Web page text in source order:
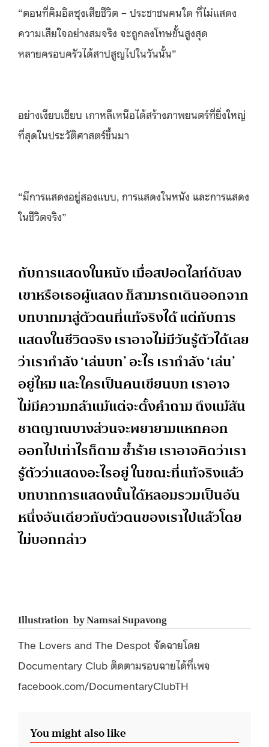
“ตอนที่คิมอิลซุงเสียชีวิต – ประชาชนคนใด ที่ไม่แสดง
ความเสียใจอย่างสมจริง จะถูกลงโทษขั้นสูงสุด
หลายครอบครัวได้สาปสูญไปในวันนั้น”
อย่างเงียบเชียบ เกาหลีเหนือได้สร้างภาพยนตร์ที่ยิ่งใหญ่
ที่สุดในประวัติศาสตร์ขึ้นมา
“มีการแสดงอยู่สองแบบ, การแสดงในหนัง และการแสดง
ในชีวิตจริง”
กับการแสดงในหนัง เมื่อสปอตไลท์ดับลง
เขาหรือเธอผู้แสดง ก็สามารถเดินออกจาก
บทบาทมาสู่ตัวตนที่แท้จริงได้ แต่กับการ
แสดงในชีวิตจริง เราอาจไม่มีวันรู้ตัวได้เลย
ว่าเรากำลัง ‘เล่นบท’ อะไร เรากำลัง ‘เล่น’
อยู่ไหม และใครเป็นคนเขียนบท เราอาจ
ไม่มีความกล้าแม้แต่จะตั้งคำถาม ถึงแม้สัน
ชาตญาณบางส่วนจะพยายามแหกคอก
ออกไปเท่าไรก็ตาม ซ้ำร้าย เราอาจคิดว่าเรา
รู้ตัวว่าแสดงอะไรอยู่ ในขณะที่แท้จริงแล้ว
บทบาทการแสดงนั้นได้หลอมรวมเป็นอัน
หนึ่งอันเดียวกับตัวตนของเราไปแล้วโดย
ไม่บอกกล่าว
Illustration by Namsai Supavong
The Lovers and The Despot จัดฉายโดย
Documentary Club ติดตามรอบฉายได้ที่เพจ
facebook.com/DocumentaryClubTH
You might also like